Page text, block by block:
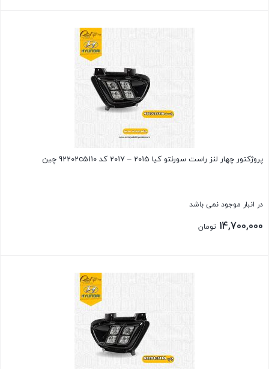
پروژکتور چهار لنز راست سورنتو کیا 2015 – 2017 کد 92202c5110 چین
در انبار موجود نمی باشد
14,700,000 تومان